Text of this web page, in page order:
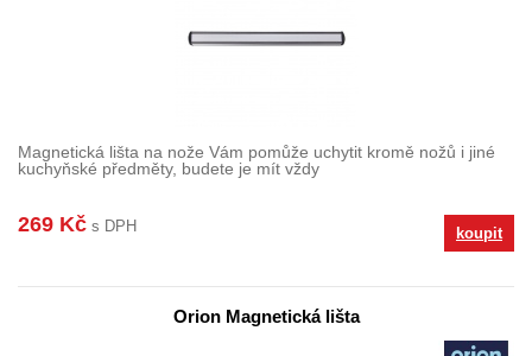
Magnetická lišta na nože Vám pomůže uchytit kromě nožů i jiné
kuchyňské předměty, budete je mít vždy
269 Kč s DPH koupit
Orion Magnetická lišta